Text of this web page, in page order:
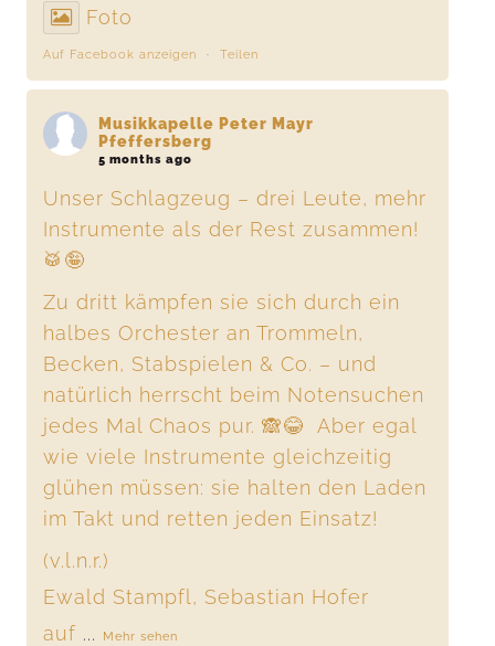
Foto
Auf Facebook anzeigen · Teilen
Musikkapelle Peter Mayr
Pfeffersberg
5 months ago
Unser Schlagzeug – drei Leute, mehr
Instrumente als der Rest zusammen!
🥁🤪
Zu dritt kämpfen sie sich durch ein
halbes Orchester an Trommeln,
Becken, Stabspielen & Co. – und
natürlich herrscht beim Notensuchen
jedes Mal Chaos pur. 🙈😂 Aber egal
wie viele Instrumente gleichzeitig
glühen müssen: sie halten den Laden
im Takt und retten jeden Einsatz!
(v.l.n.r.)
Ewald Stampfl, Sebastian Hofer
auf ... Mehr sehen